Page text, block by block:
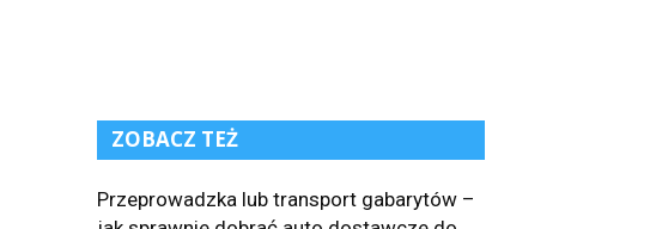
ZOBACZ TEŻ
Przeprowadzka lub transport gabarytów –